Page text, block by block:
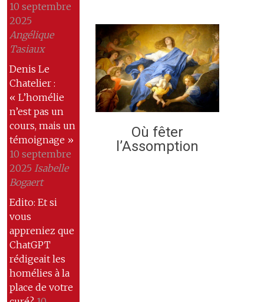
10 septembre
2025
Angélique
Tasiaux
Denis Le
Chatelier :
« L’homélie
n’est pas un
cours, mais un
témoignage »
10 septembre
2025 Isabelle
Bogaert
Edito: Et si
vous
appreniez que
ChatGPT
rédigeait les
homélies à la
place de votre
Où fêter
l’Assomption